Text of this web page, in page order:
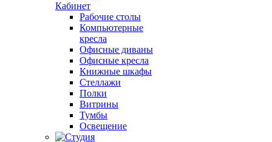
Кабинет
Рабочие столы
Компьютерные
кресла
Офисные диваны
Офисные кресла
Книжные шкафы
Стеллажи
Полки
Витрины
Тумбы
Освещение